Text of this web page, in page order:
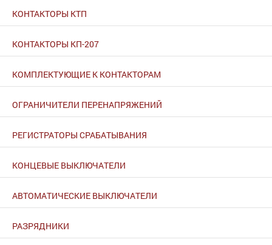
КОНТАКТОРЫ КТП
КОНТАКТОРЫ КП-207
КОМПЛЕКТУЮЩИЕ К КОНТАКТОРАМ
ОГРАНИЧИТЕЛИ ПЕРЕНАПРЯЖЕНИЙ
РЕГИСТРАТОРЫ СРАБАТЫВАНИЯ
КОНЦЕВЫЕ ВЫКЛЮЧАТЕЛИ
АВТОМАТИЧЕСКИЕ ВЫКЛЮЧАТЕЛИ
РАЗРЯДНИКИ